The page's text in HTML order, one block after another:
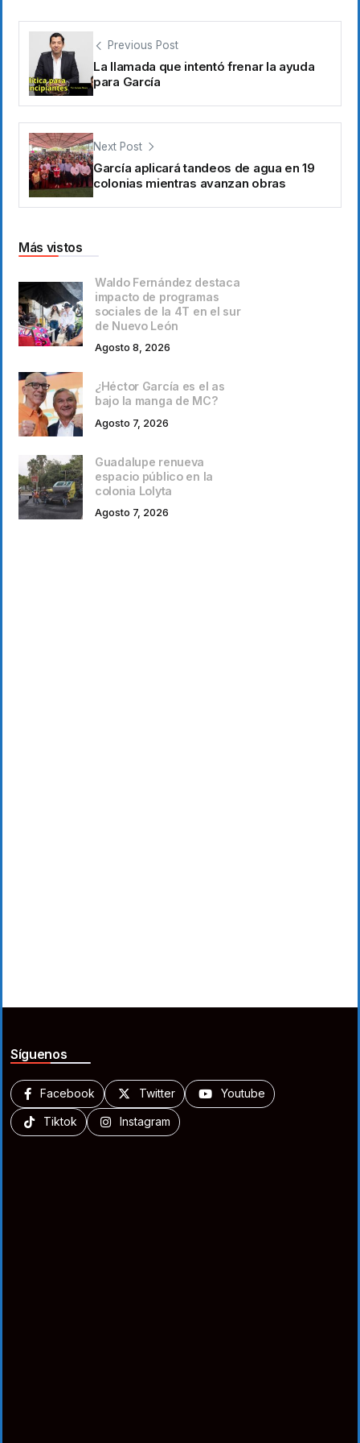
Previous Post
La llamada que intentó frenar la ayuda
para García
Next Post
García aplicará tandeos de agua en 19
colonias mientras avanzan obras
Más vistos
Waldo Fernández destaca
impacto de programas
sociales de la 4T en el sur
de Nuevo León
Agosto 8, 2026
¿Héctor García es el as
bajo la manga de MC?
Agosto 7, 2026
Guadalupe renueva
espacio público en la
colonia Lolyta
Agosto 7, 2026
Síguenos
Facebook Twitter Youtube
Tiktok Instagram